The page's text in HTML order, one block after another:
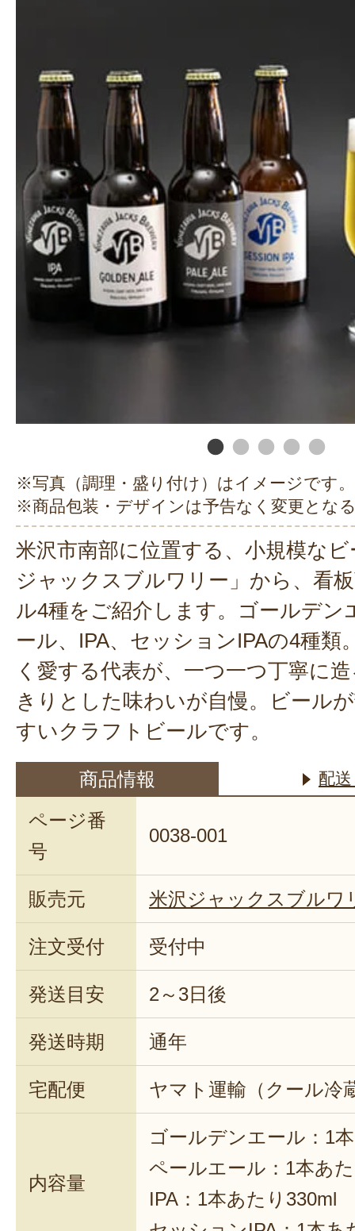
※写真（調理・盛り付け）はイメージです。
※商品包装・デザインは予告なく変更とな
米沢市南部に位置する、小規模な
ジャックスブルワリー」から、看
ル4種をご紹介します。ゴールデン
ール、IPA、セッションIPAの4種類
く愛する代表が、一つ一つ丁寧に
きりとした味わいが自慢。ビール
すいクラフトビールです。
商品情報 配
ページ番
号
0038-001
販売元 米沢ジャックスブルワ
注文受付 受付中
発送目安 2～3日後
発送時期 通年
宅配便 ヤマト運輸（クール冷
内容量
ゴールデンエール：1
ペールエール：1本あ
IPA：1本あたり330ml